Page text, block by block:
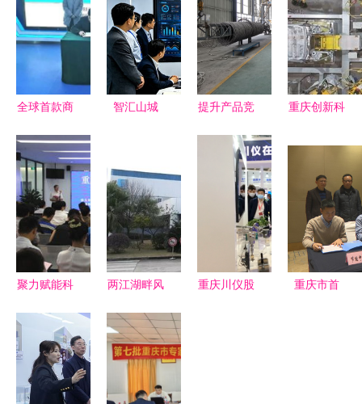
全球首款商
驶电动巴士
在渝上线
重庆技术服
务的未来样
板
智汇山城
庆智能制造
成焦点
提升产品竞
创新发展动
力｜贵州水
钢金属科技
荣登第四批
国家级专精
特新“小巨
重庆创新科
技成果
从“书架”走
上“货架”服
务民营企业
聚力赋能科
庆科技服务
大市场盛大
开业启新程
两江湖畔风
蝶变展新颜
——生态与
重庆川仪股
重庆市首